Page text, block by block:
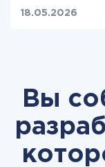
18.05.2026
Вы